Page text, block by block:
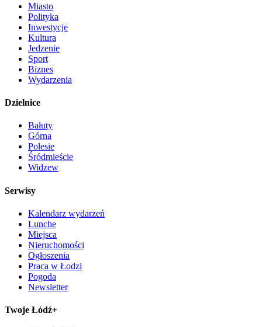
Miasto
Polityka
Inwestycje
Kultura
Jedzenie
Sport
Biznes
Wydarzenia
Dzielnice
Bałuty
Górna
Polesie
Śródmieście
Widzew
Serwisy
Kalendarz wydarzeń
Lunche
Miejsca
Nieruchomości
Ogłoszenia
Praca w Łodzi
Pogoda
Newsletter
Twoje Łódź+